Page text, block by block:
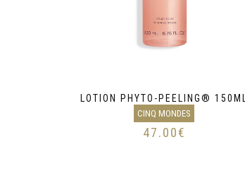
LOTION PHYTO-PEELING® 150ML
CINQ MONDES
47.00€